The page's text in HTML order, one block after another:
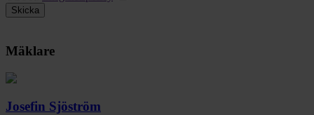
Mäklare
Josefin Sjöström